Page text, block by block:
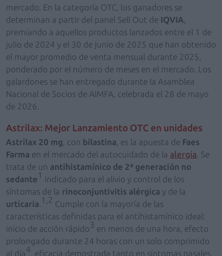
mercado. En la categoría OTC, los ganadores se
determinan a partir del panel Sell Out de IQVIA
premiando a aquellos productos lanzados entre el 1 de
julio de 2024 y el 30 de junio de 2025 que han obtenido
el mayor promedio de venta mensual durante 2025,
ponderado por el número de meses en el mercado. Los
galardones se han entregado durante la Asamblea
Nacional de Socios de AIMFA, celebrada el 28 de mayo
de 2026.
Astrilax: Mejor Lanzamiento OTC en unidades
Astrilax 20 mg , con bilastina , es la apuesta de Faes
Farma en el mercado del autocuidado de la alergia . Se
trata de un antihistamínico de 2ª generación no
sedante1 indicado para el alivio y control de los
síntomas de la rinoconjuntivitis alérgica y de la
urticaria 1,2 Cumple con la mayoría de las
características definidas para el antihistamínico ideal:
inicio de acción rápido3 en menos de una hora, efecto
prolongado durante 24 horas con un solo comprimido
al día4 , eficacia demostrada tanto en síntomas nasales